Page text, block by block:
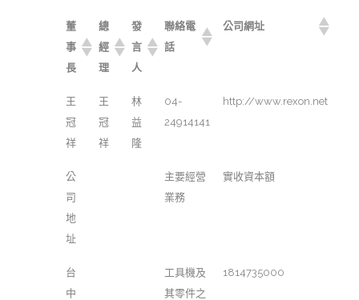
董
事
長
總
經
理
發
言
人
聯絡電
話
公司網址
王
冠
祥
王
冠
祥
林
益
隆
04-
24914141
http://www.rexon.net
公
司
地
址
主要經營
業務
實收資本額
台
中
工具機及
其零件之
1814735000